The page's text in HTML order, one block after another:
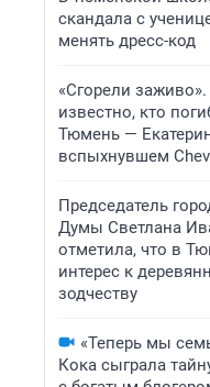
скандала с
менять дресс-код
«Сгорели
известно, кто
Тюмень —
вспыхнувшем
Председатель
Думы Светлана
отметила, что в
интерес к
зодчеству
«Теперь мы
Кока сыграла